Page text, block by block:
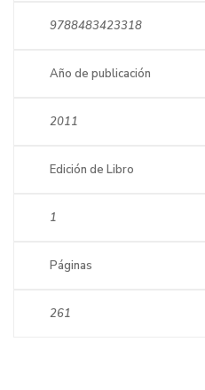
9788483423318
Año de publicación
2011
Edición de Libro
1
Páginas
261